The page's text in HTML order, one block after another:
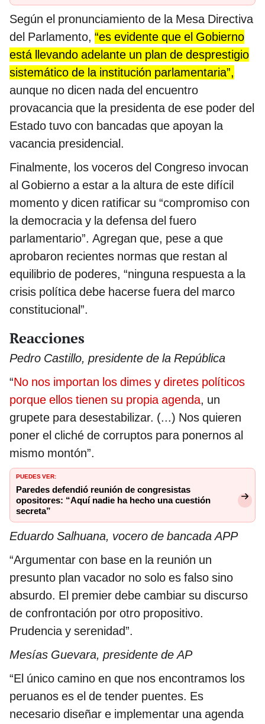
Según el pronunciamiento de la Mesa Directiva
del Parlamento, “es evidente que el Gobierno
está llevando adelante un plan de desprestigio
sistemático de la institución parlamentaria”,
aunque no dicen nada del encuentro
provacancia que la presidenta de ese poder del
Estado tuvo con bancadas que apoyan la
vacancia presidencial.
Finalmente, los voceros del Congreso invocan
al Gobierno a estar a la altura de este difícil
momento y dicen ratificar su “compromiso con
la democracia y la defensa del fuero
parlamentario”. Agregan que, pese a que
aprobaron recientes normas que restan al
equilibrio de poderes, “ninguna respuesta a la
crisis política debe hacerse fuera del marco
constitucional”.
Reacciones
Pedro Castillo, presidente de la República
“No nos importan los dimes y diretes políticos
porque ellos tienen su propia agenda, un
grupete para desestabilizar. (...) Nos quieren
poner el cliché de corruptos para ponernos al
mismo montón”.
PUEDES VER:
Paredes defendió reunión de congresistas
opositores: “Aquí nadie ha hecho una cuestión
secreta”
Eduardo Salhuana, vocero de bancada APP
“Argumentar con base en la reunión un
presunto plan vacador no solo es falso sino
absurdo. El premier debe cambiar su discurso
de confrontación por otro propositivo.
Prudencia y serenidad”.
Mesías Guevara, presidente de AP
“El único camino en que nos encontramos los
peruanos es el de tender puentes. Es
necesario diseñar e implementar una agenda